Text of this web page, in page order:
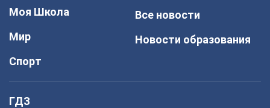
Моя Школа
Мир
Спорт
Все новости
Новости образования
ГДЗ